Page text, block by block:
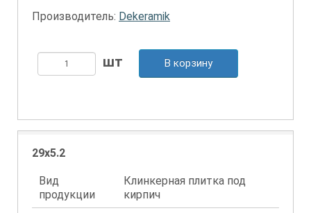
Производитель: Dekeramik
В корзину
29x5.2
Вид
продукции
Клинкерная плитка под
кирпич